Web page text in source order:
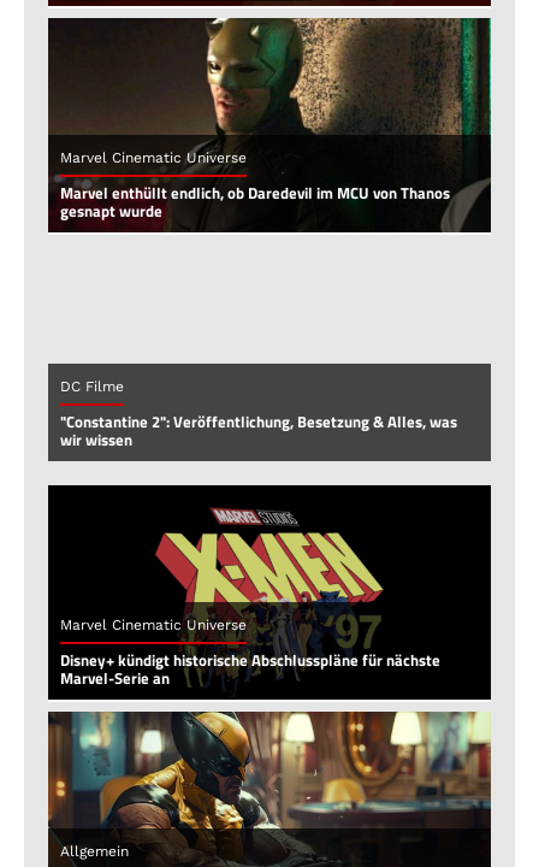
Marvel Cinematic Universe
Marvel enthüllt endlich, ob Daredevil im MCU von Thanos
gesnapt wurde
DC Filme
"Constantine 2": Veröffentlichung, Besetzung & Alles, was
wir wissen
Marvel Cinematic Universe
Disney+ kündigt historische Abschlusspläne für nächste
Marvel-Serie an
Allgemein